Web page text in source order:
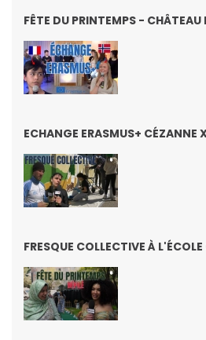
FÊTE DU PRINTEMPS - CHÂTEAU
ECHANGE ERASMUS+ CÉZANNE
FRESQUE COLLECTIVE À